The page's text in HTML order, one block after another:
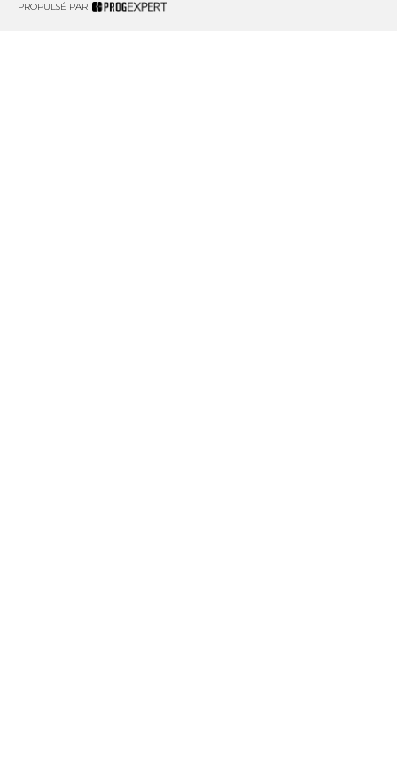
PROPULSÉ PAR